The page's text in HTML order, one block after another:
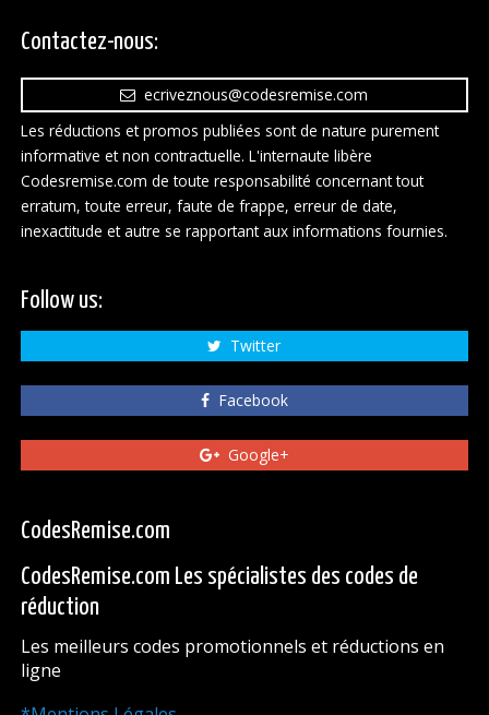
Contactez-nous:
ecriveznous@codesremise.com
Les réductions et promos publiées sont de nature purement
informative et non contractuelle. L'internaute libère
Codesremise.com de toute responsabilité concernant tout
erratum, toute erreur, faute de frappe, erreur de date,
inexactitude et autre se rapportant aux informations fournies.
Follow us:
Twitter
Facebook
Google+
CodesRemise.com
CodesRemise.com Les spécialistes des codes de
réduction
Les meilleurs codes promotionnels et réductions en
ligne